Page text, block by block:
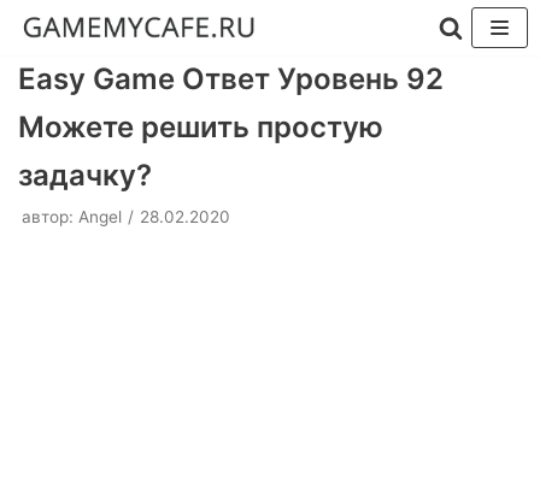
Перейти
содержимому
Easy Game Ответ Уровень 92
Можете решить простую
задачку?
автор: Angel 28.02.2020